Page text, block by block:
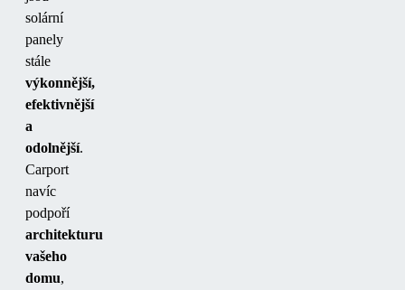
solární
panely
stále
výkonnější,
efektivnější
a
odolnější.
Carport
navíc
podpoří
architekturu
vašeho
domu,